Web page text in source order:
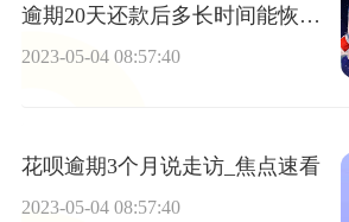
逾期20天还款后多长时间能恢
2023-05-04 08:57:40
花呗逾期3个月说走访_焦点速看
2023-05-04 08:57:40